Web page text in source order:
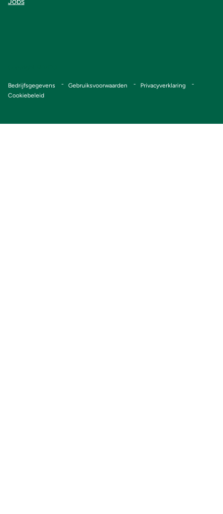
Voet
Bedrijfsgegevens Gebruiksvoorwaarden
Privacyverklaring
Cookiebeleid